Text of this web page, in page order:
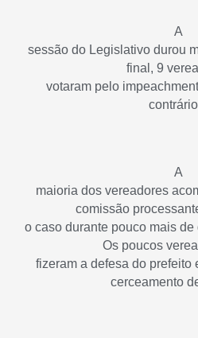
A
sessão do Legislativo durou
final, 9
votaram pelo
A
maioria dos vereadores
comissão
o caso durante pouco mais
Os poucos
fizeram a defesa do prefeito
cerceamento